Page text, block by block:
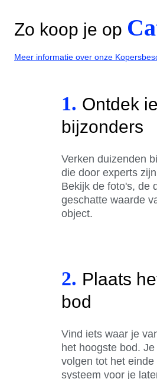
Zo koop je op
Meer informatie over onze
1. Ontdek
bijzonders
Verken duizenden
die door experts
Bekijk de foto's, de
geschatte waarde
object.
2. Plaats
bod
Vind iets waar je
het hoogste bod.
volgen tot het
systeem voor je